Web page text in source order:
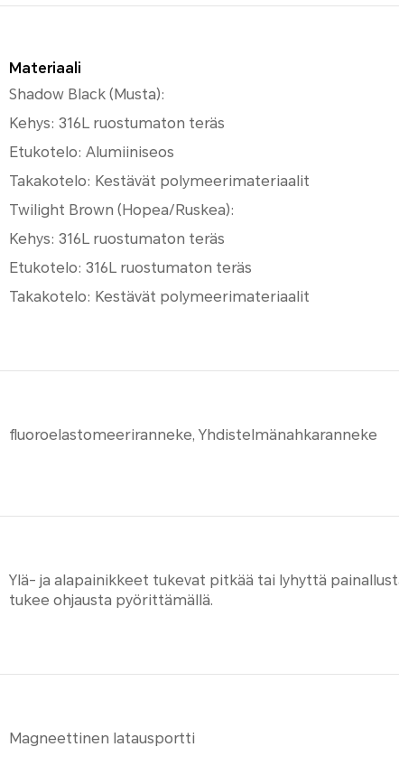
Materiaali
Shadow Black (Musta):
Kehys: 316L ruostumaton teräs
Etukotelo: Alumiiniseos
Takakotelo: Kestävät polymeerimateriaalit
Twilight Brown (Hopea/Ruskea):
Kehys: 316L ruostumaton teräs
Etukotelo: 316L ruostumaton teräs
Takakotelo: Kestävät polymeerimateriaalit
fluoroelastomeeriranneke, Yhdistelmänahkaranneke
Ylä- ja alapainikkeet tukevat pitkää tai lyhyttä
tukee ohjausta pyörittämällä.
Magneettinen latausportti